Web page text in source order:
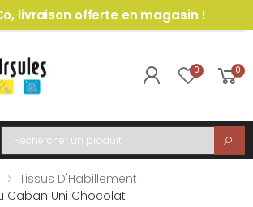
livraison offerte en magasin !
0 0
menu
Recherche
Tissus D'Habillement
Caban Uni Chocolat